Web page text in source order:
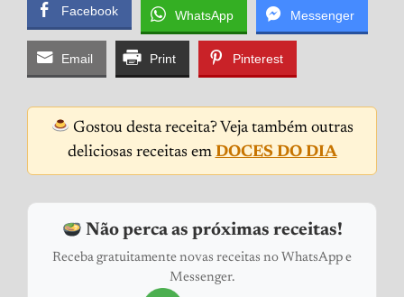
Facebook WhatsApp Messenger
Email Print Pinterest
Gostou desta receita? Veja também outras
deliciosas receitas em DOCES DO DIA
Não perca as próximas receitas!
Receba gratuitamente novas receitas no WhatsApp e
Messenger.